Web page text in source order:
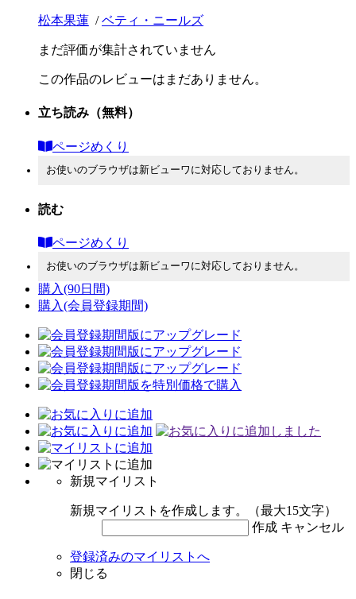
松本果蓮 /ベティ・ニールズ
まだ評価が集計されていません
この作品のレビューはまだありません。
立ち読み （無料）
ページめくり
お使いのブラウザは新ビューワに対応しておりません。
読む
ページめくり
お使いのブラウザは新ビューワに対応しておりません。
購入(90日間)
購入(会員登録期間)
新規マイリスト
新規マイリストを作成します。（最大15文字）
作成 キャンセル
登録済みのマイリストへ
閉じる